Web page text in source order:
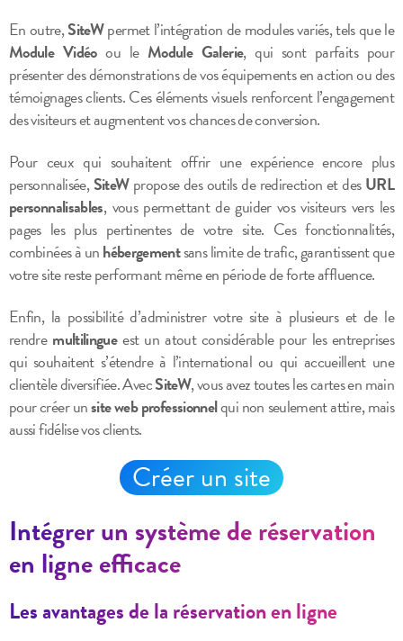
En outre,SiteWpermet l’intégration de modules variés, tels que le
Module Vidéoou le Module Galerie, qui sont parfaits pour
présenter des démonstrations de vos équipements en action ou des
témoignages clients. Ces éléments visuels renforcent l’engagement
des visiteurs et augmentent vos chances de conversion.
Pour ceux qui souhaitent offrir une expérience encore plus
personnalisée,SiteWpropose des outils de redirection et desURL
personnalisables, vous permettant de guider vos visiteurs vers les
pages les plus pertinentes de votre site. Ces fonctionnalités,
combinées à unhébergementsans limite de trafic, garantissent que
votre site reste performant même en période de forte affluence.
Enfin, la possibilité d’administrer votre site à plusieurs et de le
rendre multilingueest un atout considérable pour les entreprises
qui souhaitent s’étendre à l’international ou qui accueillent une
clientèle diversifiée. AvecSiteW, vous avez toutes les cartes en main
pour créer unsite web professionnelqui non seulement attire, mais
aussi fidélise vos clients.
Créer un site
Intégrer un système de réservation
en ligne efficace
Les avantages de la réservation en ligne